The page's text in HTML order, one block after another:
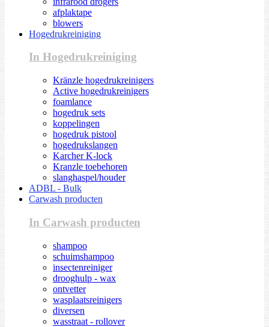
afplaktape
blowers
Hogedrukreiniging
In Hogedrukreiniging
Kränzle hogedrukreinigers
Active hogedrukreinigers
foamlance
hogedruk sets
koppelingen
hogedruk pistool
hogedrukslangen
Karcher K-lock
Kranzle toebehoren
slanghaspel/houder
ADBL - Bulk
Carwash producten
In Carwash producten
shampoo
schuimshampoo
insectenreiniger
drooghulp - wax
ontvetter
wasplaatsreinigers
diversen
wasstraat - rollover